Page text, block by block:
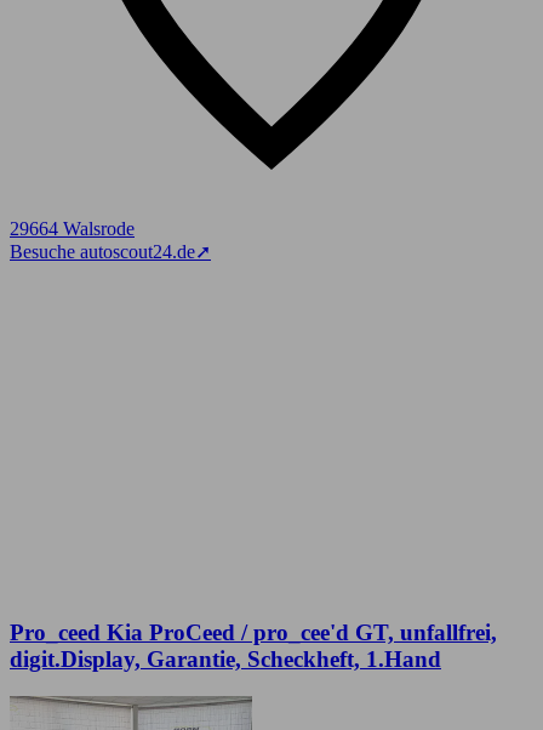
29664 Walsrode
Besuche autoscout24.de➚
Pro_ceed Kia ProCeed / pro_cee'd GT, unfallfrei,
digit.Display, Garantie, Scheckheft, 1.Hand